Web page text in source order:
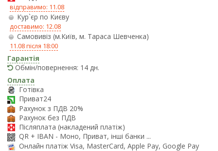
відправимо: 11.08
Кур`єр по Києву
доставимо: 12.08
Самовивіз (м.Київ, м. Тараса Шевченка)
11.08 після 18:00
Гарантія
Обмін/повернення: 14 дн.
Оплата
Готівка
Приват24
Рахунок з ПДВ 20%
Рахунок без ПДВ
Післяплата (накладений платіж)
QR + IBAN - Моно, Приват, інші банки ...
Онлайн платіж Visa, MasterCard, Apple Pay, Google Pay